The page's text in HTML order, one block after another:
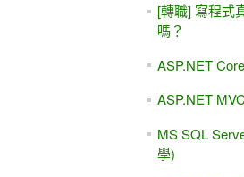
[轉職] 寫程式
嗎？
ASP.NET
ASP.NET
MS SQL
學)